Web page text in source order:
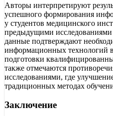
Авторы интерпретируют
успешного формирования
у студентов медицинского
предыдущими исследованиями
данные подтверждают
информационных технологий
подготовки
также отмечаются
исследованиями, где
традиционных методах
Заключение